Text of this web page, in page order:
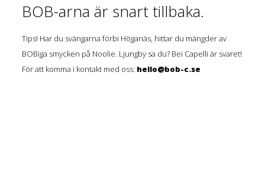
BOB-arna är snart tillbaka.
Tips! Har du svängarna förbi Höganäs, hittar du mängder av
BOBiga smycken på Noolie. Ljungby sa du? Bei Capelli är svaret!
För att komma i kontakt med oss: hello@bob-c.se